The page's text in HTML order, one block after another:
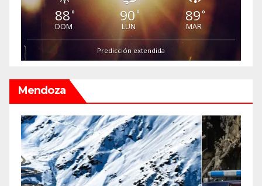
88°
DOM
90°
LUN
89°
MAR
Predicción extendida
Mendoza